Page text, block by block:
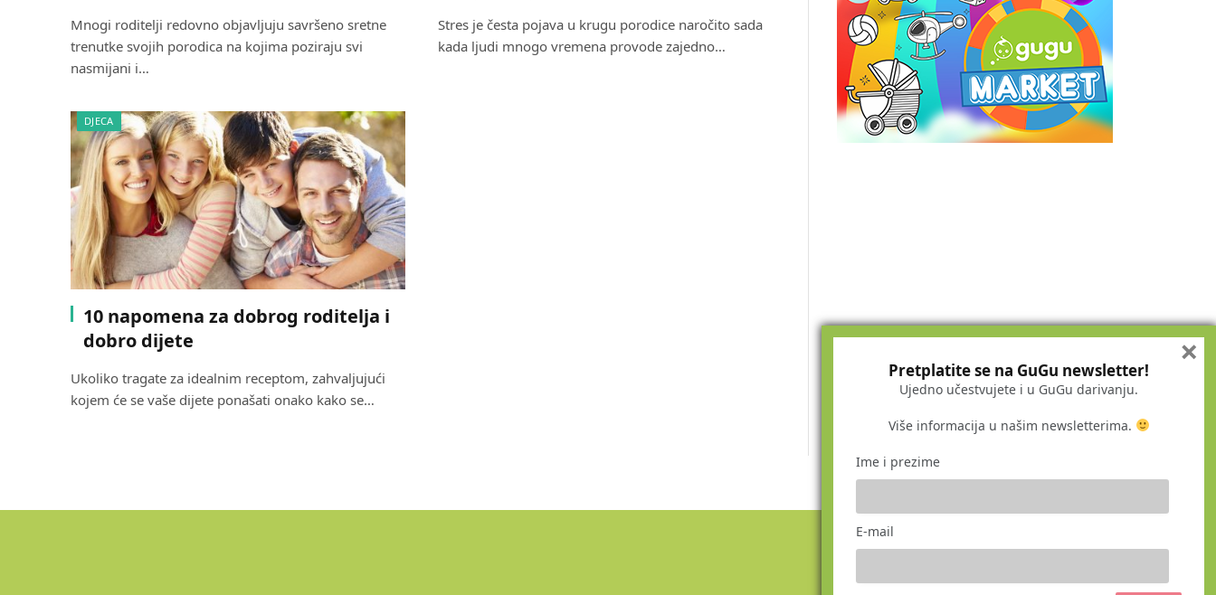
Mnogi roditelji redovno objavljuju savršeno sretne
trenutke svojih porodica na kojima poziraju svi
nasmijani i…
Stres je česta pojava u krugu porodice naročito sada
kada ljudi mnogo vremena provode zajedno…
DJECA
10 napomena za dobrog roditelja i
dobro dijete
Ukoliko tragate za idealnim receptom, zahvaljujući
kojem će se vaše dijete ponašati onako kako se…
Pretplatite se na GuGu newsletter!
Ujedno učestvujete i u GuGu darivanju.
Više informacija u našim newsletterima.
Ime i prezime
E-mail
×